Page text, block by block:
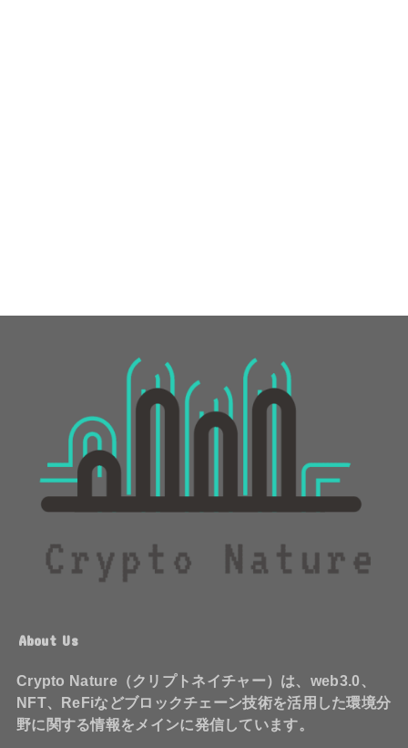
About Us
Crypto Nature（クリプトネイチャー）は、web3.0、
NFT、ReFiなどブロックチェーン技術を活用した環境分
野に関する情報をメインに発信しています。